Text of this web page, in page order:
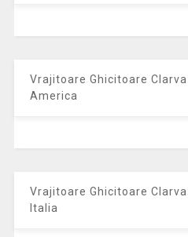
Vrajitoare Ghicitoare
America
Vrajitoare Ghicitoare
Italia